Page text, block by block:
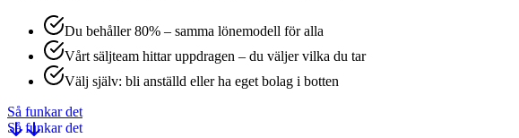
Du behåller 80% – samma lönemodell för alla
Vårt säljteam hittar uppdragen – du väljer vilka du tar
Välj själv: bli anställd eller ha eget bolag i botten
Så funkar det